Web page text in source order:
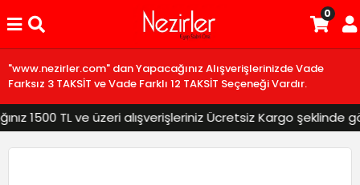
"www.nezirler.com" dan Yapacağınız Alışverişlerinizde Vade
Farksız 3 TAKSİT ve Vade Farklı 12 TAKSİT Seçeneği Vardır.
1500 TL ve üzeri alışverişleriniz Ücretsiz Kargo şeklinde
0